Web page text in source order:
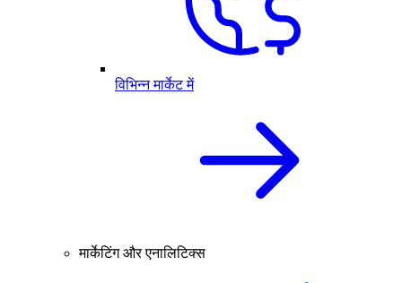
विभिन्न मार्केट में
मार्केटिंग और एनालिटिक्स